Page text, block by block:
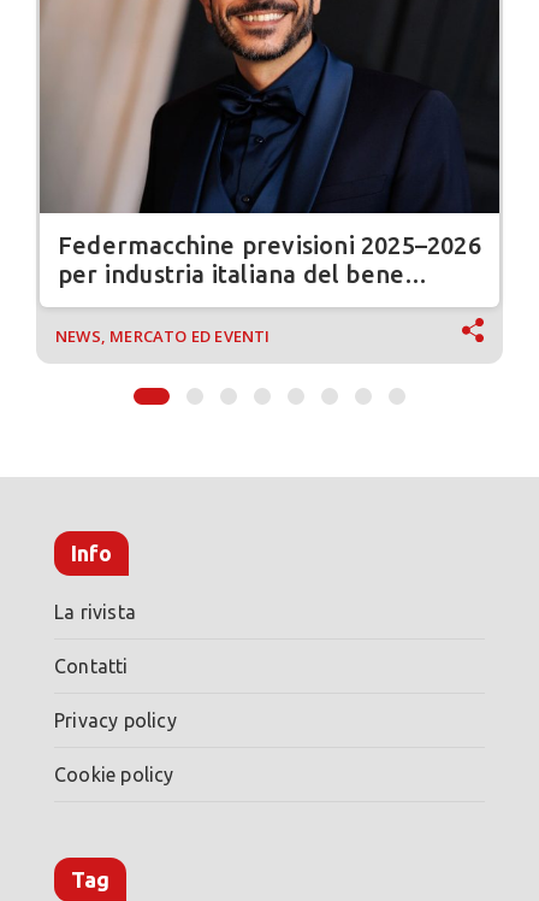
Federmacchine previsioni 2025–2026
per industria italiana del bene
strumentale
NEWS, MERCATO ED EVENTI
Info
La rivista
Contatti
Privacy policy
Cookie policy
Tag